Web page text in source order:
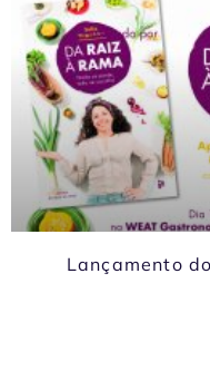
Lançamento